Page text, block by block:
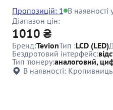
Пропозицій: 1 В наявності
Діапазон цін:
1010 ₴
Бренд:TevionТип :LCD (LED)
Бездротовий інтерфейс:
Тип тюнеру:аналоговий,
В наявності: